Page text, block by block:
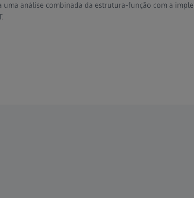
uma análise combinada da estrutura-função com a